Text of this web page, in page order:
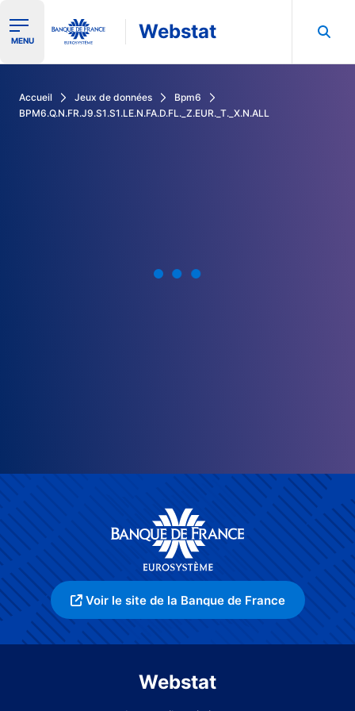
Ouvrir le menu de navigation
MENU Webstat
Accueil Jeux de données
Bpm6
BPM6.Q.N.FR.J9.S1.S1.LE.N.FA.D.FL._Z.EUR._T._X.N.ALL
Voir le site de la Banque de France
Webstat